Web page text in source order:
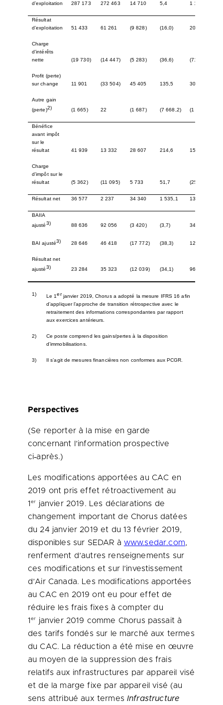
d’exploitation
287 173 272 463 14 710 5,4 1 165 984
Résultat
d’exploitation
51 433 61 261 (9 828) (16,0) 200 463
Charge
d’intérêts
nette
(19 730) (14 447) (5 283) (36,6) (71 768)
Profit (perte)
sur change
11 901 (33 504) 45 405 135,5 30 613
Autre gain
(perte)2) (1 665) 22 (1 687) (7 668,2) (1 048)
Bénéfice
avant impôt
sur le
résultat
41 939 13 332 28 607 214,6 158 260
Charge
d’impôt sur le
résultat
(5 362) (11 095) 5 733 51,7 (25 100)
Résultat net 36 577 2 237 34 340 1 535,1 133 160
BAIIA
ajusté3) 88 636 92 056 (3 420) (3,7) 341 719
BAI ajusté3) 28 646 46 418 (17 772) (38,3) 121 263
Résultat net
ajusté3) 23 284 35 323 (12 039) (34,1) 96 163
1) Le 1er janvier 2019, Chorus a adopté la mesure IFRS 16 afin
d’appliquer l’approche de transition rétrospective avec le
retraitement des informations correspondantes par rapport
aux exercices antérieurs.
2)
Ce poste comprend les gains/pertes à la disposition
d’immobilisations.
3) Il s’agit de mesures financières non conformes aux PCGR.
Perspectives
(Se reporter à la mise en garde
concernant l’information prospective
ci‑après.)
Les modifications apportées au CAC en
2019 ont pris effet rétroactivement au
1er
janvier 2019. Les déclarations de
changement important de Chorus datées
du 24 janvier 2019 et du 13 février 2019,
disponibles sur SEDAR à www.sedar.com,
renferment d’autres renseignements sur
ces modifications et sur l’investissement
d’Air Canada. Les modifications apportées
au CAC en 2019 ont eu pour effet de
réduire les frais fixes à compter du
1er
janvier 2019 comme Chorus passait à
des tarifs fondés sur le marché aux termes
du CAC. La réduction a été mise en œuvre
au moyen de la suppression des frais
relatifs aux infrastructures par appareil visé
et de la marge fixe par appareil visé (au
sens attribué aux termesInfrastructure